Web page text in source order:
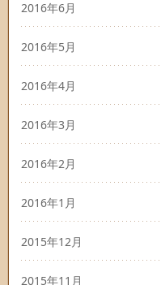
2016年6月
2016年5月
2016年4月
2016年3月
2016年2月
2016年1月
2015年12月
2015年11月